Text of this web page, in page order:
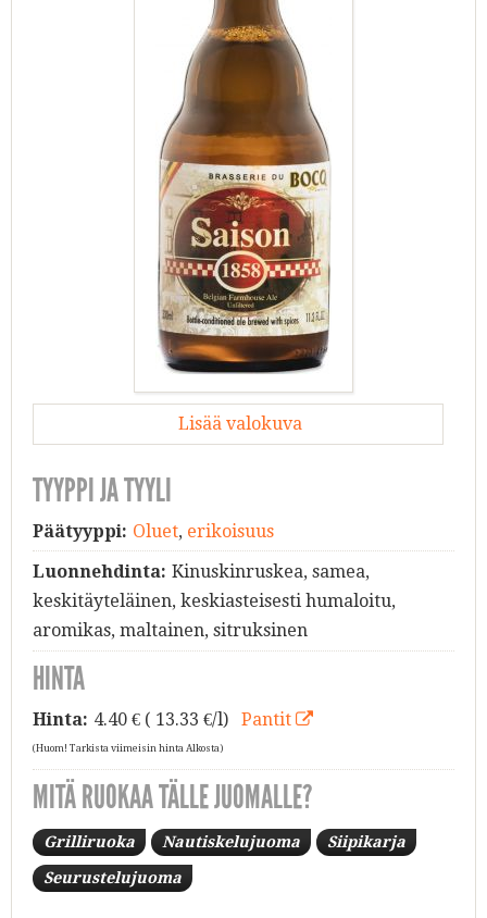
Lisää valokuva
TYYPPI JA TYYLI
Päätyyppi: Oluet, erikoisuus
Luonnehdinta: Kinuskinruskea, samea,
keskitäyteläinen, keskiasteisesti humaloitu,
aromikas, maltainen, sitruksinen
HINTA
Hinta: 4.40€ ( 13.33 €/l) Pantit
(Huom! Tarkista viimeisin hinta Alkosta)
MITÄ RUOKAA TÄLLE JUOMALLE?
Grilliruoka Nautiskelujuoma Siipikarja
Seurustelujuoma